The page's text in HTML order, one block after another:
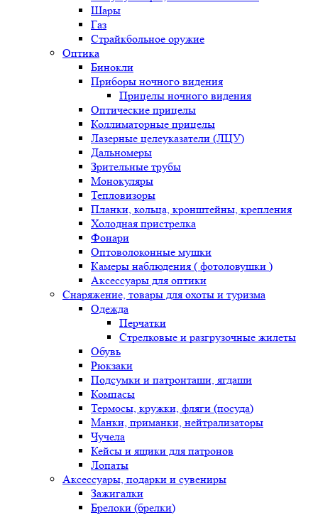
Шары
Газ
Страйкбольное оружие
Оптика
Бинокли
Приборы ночного видения
Прицелы ночного видения
Оптические прицелы
Коллиматорные прицелы
Лазерные целеуказатели (ЛЦУ)
Дальномеры
Зрительные трубы
Монокуляры
Тепловизоры
Планки, кольца, кронштейны, крепления
Холодная пристрелка
Фонари
Оптоволоконные мушки
Камеры наблюдения ( фотоловушки )
Аксессуары для оптики
Снаряжение, товары для охоты и туризма
Одежда
Перчатки
Стрелковые и разгрузочные жилеты
Обувь
Рюкзаки
Подсумки и патронташи, ягдаши
Компасы
Термосы, кружки, фляги (посуда)
Манки, приманки, нейтрализаторы
Чучела
Кейсы и ящики для патронов
Лопаты
Аксессуары, подарки и сувениры
Зажигалки
Брелоки (брелки)